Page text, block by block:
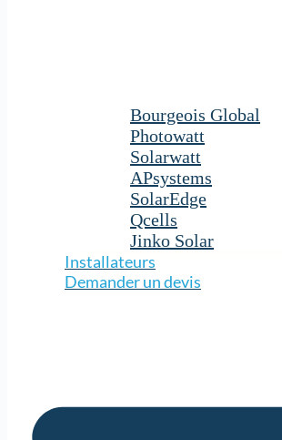
Bourgeois Global
Photowatt
Solarwatt
APsystems
SolarEdge
Qcells
Jinko Solar
Installateurs
Demander un devis